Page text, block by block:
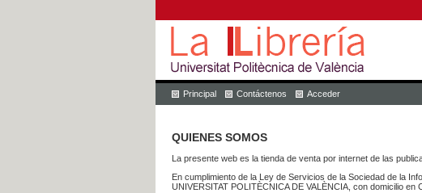
Principal Contáctenos Acceder
QUIENES SOMOS
La presente web es la tienda de venta por internet de las
En cumplimiento de la Ley de Servicios de la Sociedad de la
UNIVERSITAT POLITÈCNICA DE VALÈNCIA, con domicilio